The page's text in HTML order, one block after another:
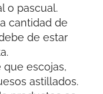
o pascual.
cantidad de
de estar
que escojas,
astillados.